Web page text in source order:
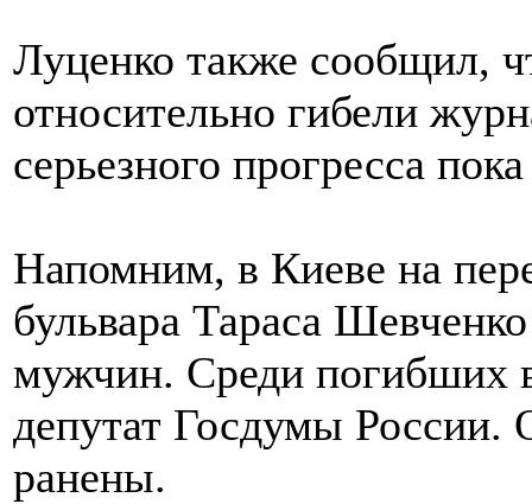
Луценко также сообщил,
относительно гибели
серьезного прогресса
Напомним, в Киеве на
бульвара Тараса
мужчин. Среди погибших
депутат Госдумы России.
ранены.